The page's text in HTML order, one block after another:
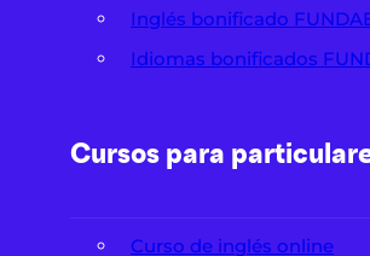
Inglés bonificado
Idiomas bonificados
Cursos para
Curso de inglés online